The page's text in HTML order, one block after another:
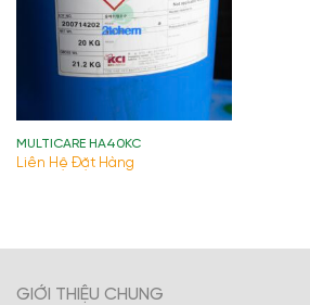
MULTICARE HA40KC
Liên Hệ Đặt Hàng
GIỚI THIỆU CHUNG